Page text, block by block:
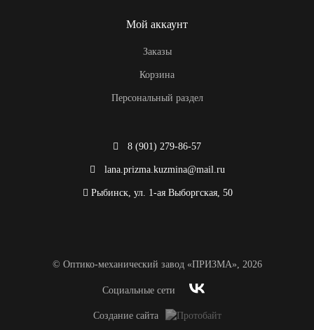
Мой аккаунт
Заказы
Корзина
Персональный раздел
8 (901) 279-86-57
lana.prizma.kuzmina@mail.ru
Рыбинск, ул. 1-ая Выборгская, 50
© Оптико-механический завод «ПРИЗМА», 2026
Создание сайта
Социальные сети